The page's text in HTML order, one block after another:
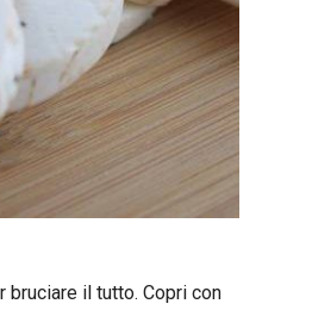
bruciare il tutto. Copri con